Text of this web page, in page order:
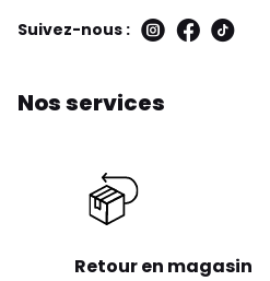
Suivez-nous :
Nos services
Retour en magasin